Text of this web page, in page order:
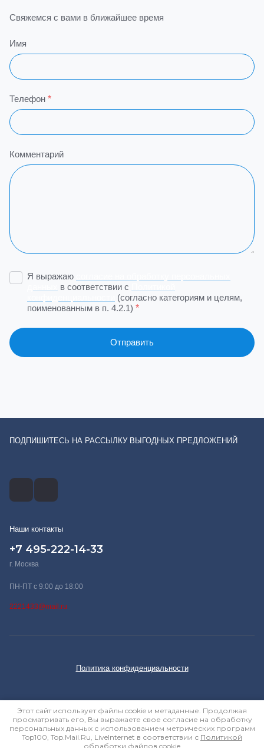
Свяжемся с вами в ближайшее время
Имя
Телефон *
Комментарий
Я выражаю
в соответствии с
(согласно категориям и целям,
поименованным в п. 4.2.1) *
Отправить
ПОДПИШИТЕСЬ НА РАССЫЛКУ ВЫГОДНЫХ ПРЕДЛОЖЕНИЙ
Наши контакты
+7 495-222-14-33
г. Москва
ПН-ПТ с 9:00 до 18:00
2221433@mail.ru
Политика конфиденциальности
Этот сайт использует файлы cookie и метаданные. Продолжая
просматривать его, Вы выражаете свое согласие на обработку
персональных данных с использованием метрических программ
Top100, Top.Mail.Ru, LiveInternet в соответствии с Политикой
обработки файлов cookie